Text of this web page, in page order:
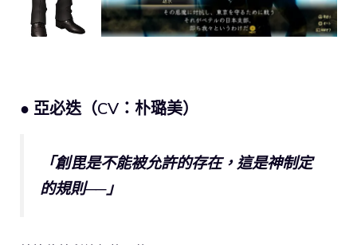
● 亞必迭（CV：朴璐美）
「創毘是不能被允許的存在，這是神制定
的規則──」